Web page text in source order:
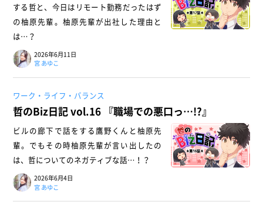
する哲と、今日はリモート勤務だったはず
の柚原先輩。柚原先輩が出社した理由と
は…？
2026年6月11日
宮 あゆこ
ワーク・ライフ・バランス
哲のBiz日記 vol.16 『職場での悪口っ…!?』
ビルの廊下で話をする鷹野くんと柚原先
輩。でもその時柚原先輩が言い出したの
は、哲についてのネガティブな話…！？
2026年6月4日
宮 あゆこ